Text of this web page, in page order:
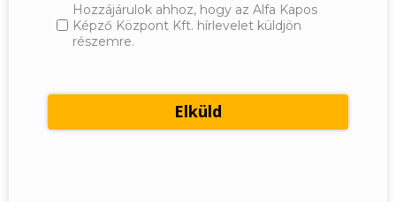
Hozzájárulok ahhoz, hogy az Alfa Kapos
Képző Központ Kft. hírlevelet küldjön
részemre.